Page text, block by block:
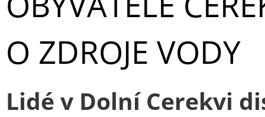
O ZDROJE VODY
Lidé v Dolní Cerekvi